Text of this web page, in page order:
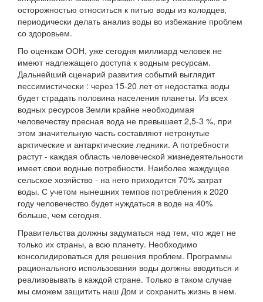
осторожностью относиться к питью воды из колодцев,
периодически делать анализ воды во избежание проблем
со здоровьем.
По оценкам ООН, уже сегодня миллиард человек не
имеют надлежащего доступа к водным ресурсам.
Дальнейший сценарий развития событий выглядит
пессимистически : через 15-20 лет от недостатка воды
будет страдать половина населения планеты. Из всех
водных ресурсов Земли крайне необходимая
человечеству пресная вода не превышает 2,5-3 %, при
этом значительную часть составляют нетронутые
арктические и антарктические ледники. А потребности
растут - каждая область человеческой жизнедеятельности
имеет свои водные потребности. Наиболее жаждущее
сельское хозяйство - на него приходится 70% затрат
воды. С учетом нынешних темпов потребления к 2020
году человечество будет нуждаться в воде на 40%
больше, чем сегодня.
Правительства должны задуматься над тем, что ждет не
только их страны, а всю планету. Необходимо
консолидироваться для решения проблем. Программы
рационального использования воды должны вводиться и
реализовывать в каждой стране. Только в таком случае
мы сможем защитить наш Дом и сохранить жизнь в нем.